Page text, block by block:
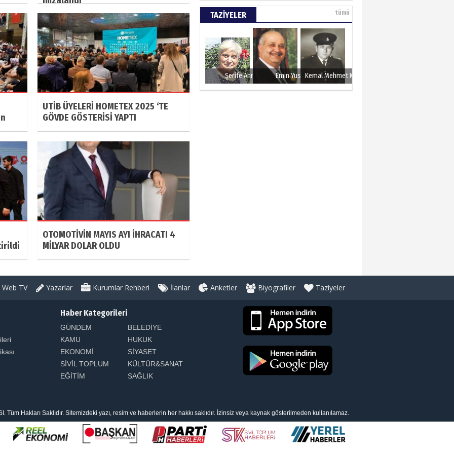
UTİB ÜYELERİ HOMETEX 2025 ‘TE
GÖVDE GÖSTERİSİ YAPTI
OTOMOTİVİN MAYIS AYI İHRACATI 4
MİLYAR DOLAR OLDU
Türkiye tarımla para
kazanır..
60. Yılında 27 Mayıs 1960
SUAY KARAMAN
TAZİYELER tümü
Şerife Ahmet Emin YusufKemal Mehmet Kanmaz
Web TV Yazarlar Kurumlar Rehberi İlanlar Anketler Biyografiler Taziyeler
Haber Kategorileri
GÜNDEM
BELEDİYE
KAMU
HUKUK
EKONOMİ
SİYASET
SİVİL TOPLUM
KÜLTÜR&SANAT
EĞİTİM
SAĞLIK
Hakları Saklıdır. Sitemizdeki yazı, resim ve haberlerin her hakkı saklıdır. İzinsiz veya kaynak gösterilmeden kullanılamaz.